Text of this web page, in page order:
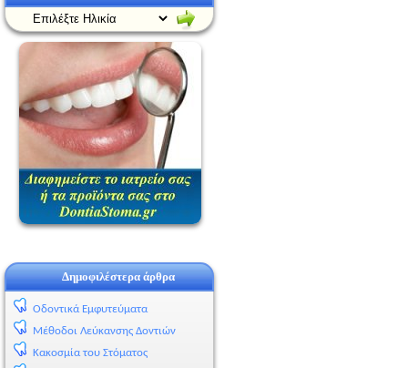
Δημοφιλέστερα άρθρα
Οδοντικά Εμφυτεύματα
Μέθοδοι Λεύκανσης Δοντιών
Κακοσμία του Στόματος